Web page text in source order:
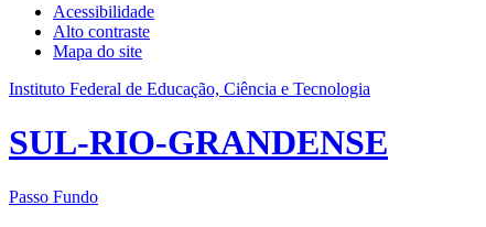
Acessibilidade
Alto contraste
Mapa do site
Instituto Federal de Educação, Ciência e Tecnologia
SUL-RIO-GRANDENSE
Passo Fundo